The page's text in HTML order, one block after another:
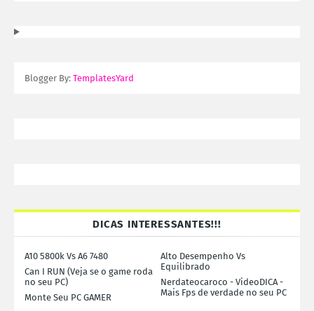
Blogger By: TemplatesYard
DICAS INTERESSANTES!!!
A10 5800k Vs A6 7480
Alto Desempenho Vs
Equilibrado
Can I RUN (Veja se o game roda
no seu PC)
Nerdateocaroco - VideoDICA -
Mais Fps de verdade no seu PC
Monte Seu PC GAMER